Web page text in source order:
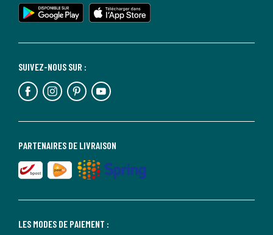
LES MODES DE PAIEMENT :
PARTENAIRES DE LIVRAISON
SUIVEZ-NOUS SUR :